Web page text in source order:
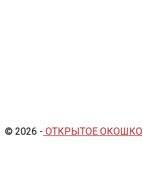
© 2026 - ОТКРЫТОЕ ОКОШКО